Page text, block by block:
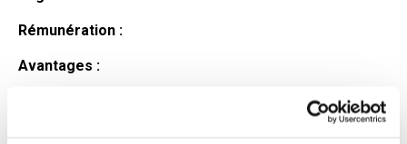
Rémunération :
Avantages :